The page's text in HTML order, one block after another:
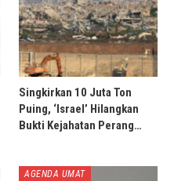
Singkirkan 10 Juta Ton
Puing, ‘Israel’ Hilangkan
Bukti Kejahatan Perang…
AGENDA UMAT